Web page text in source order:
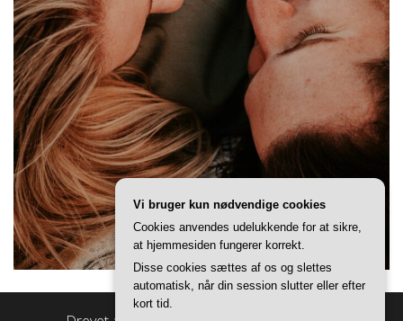
Vi bruger kun nødvendige cookies
Cookies anvendes udelukkende for at sikre,
at hjemmesiden fungerer korrekt.
Disse cookies sættes af os og slettes
automatisk, når din session slutter eller efter
kort tid.